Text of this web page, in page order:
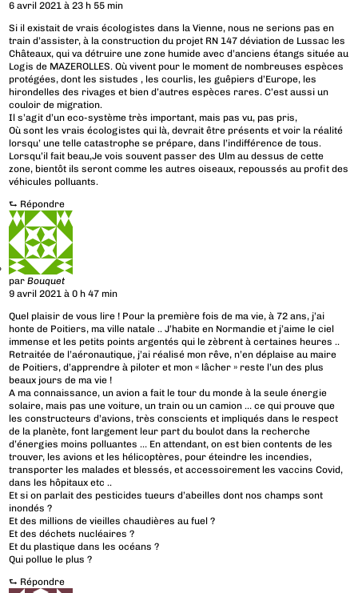
6 avril 2021 à 23 h 55 min
Si il existait de vrais écologistes dans la Vienne, nous ne serions pas en
train d’assister, à la construction du projet RN 147 déviation de Lussac les
Châteaux, qui va détruire une zone humide avec d’anciens étangs située au
Logis de MAZEROLLES. Où vivent pour le moment de nombreuses espèces
protégées, dont les sistudes , les courlis, les guêpiers d’Europe, les
hirondelles des rivages et bien d’autres espèces rares. C’est aussi un
couloir de migration.
Il s’agit d’un eco-système très important, mais pas vu, pas pris,
Où sont les vrais écologistes qui là, devrait être présents et voir la réalité
lorsqu’ une telle catastrophe se prépare, dans l’indifférence de tous.
Lorsqu’il fait beau,Je vois souvent passer des Ulm au dessus de cette
zone, bientôt ils seront comme les autres oiseaux, repoussés au profit des
véhicules polluants.
⮑ Répondre
parBouquet
9 avril 2021 à 0 h 47 min
Quel plaisir de vous lire ! Pour la première fois de ma vie, à 72 ans, j’ai
honte de Poitiers, ma ville natale .. J’habite en Normandie et j’aime le ciel
immense et les petits points argentés qui le zèbrent à certaines heures ..
Retraitée de l’aéronautique, j’ai réalisé mon rêve, n’en déplaise au maire
de Poitiers, d’apprendre à piloter et mon « lâcher » reste l’un des plus
beaux jours de ma vie !
A ma connaissance, un avion a fait le tour du monde à la seule énergie
solaire, mais pas une voiture, un train ou un camion … ce qui prouve que
les constructeurs d’avions, très conscients et impliqués dans le respect
de la planète, font largement leur part du boulot dans la recherche
d’énergies moins polluantes … En attendant, on est bien contents de les
trouver, les avions et les hélicoptères, pour éteindre les incendies,
transporter les malades et blessés, et accessoirement les vaccins Covid,
dans les hôpitaux etc ..
Et si on parlait des pesticides tueurs d’abeilles dont nos champs sont
inondés ?
Et des millions de vieilles chaudières au fuel ?
Et des déchets nucléaires ?
Et du plastique dans les océans ?
Qui pollue le plus ?
⮑ Répondre